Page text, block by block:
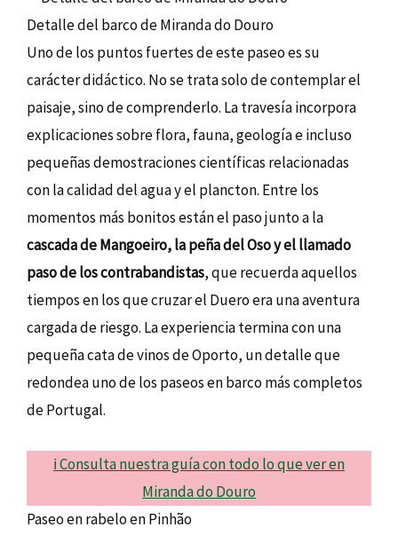
Detalle del barco de Miranda do Douro
Uno de los puntos fuertes de este paseo es su
carácter didáctico. No se trata solo de contemplar el
paisaje, sino de comprenderlo. La travesía incorpora
explicaciones sobre flora, fauna, geología e incluso
pequeñas demostraciones científicas relacionadas
con la calidad del agua y el plancton. Entre los
momentos más bonitos están el paso junto a la
cascada de Mangoeiro, la peña del Oso y el llamado
paso de los contrabandistas, que recuerda aquellos
tiempos en los que cruzar el Duero era una aventura
cargada de riesgo. La experiencia termina con una
pequeña cata de vinos de Oporto, un detalle que
redondea uno de los paseos en barco más completos
de Portugal.
ℹ️ Consulta nuestra guía con todo lo que ver en
Miranda do Douro
Paseo en rabelo en Pinhão